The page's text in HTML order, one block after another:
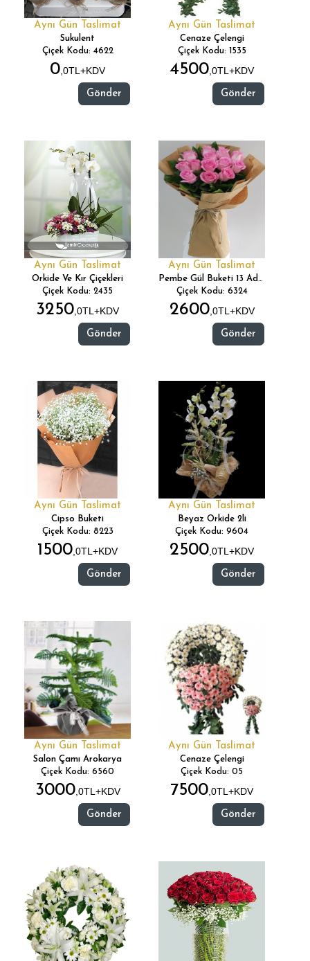
Aynı Gün Taslimat
Sukulent
Çiçek Kodu: 4622
0,0TL+KDV
Gönder
Aynı Gün Taslimat
Cenaze Çelengi
Çiçek Kodu: 1535
4500,0TL+KDV
Gönder
Aynı Gün Taslimat
Orkide Ve Kır Çiçekleri
Çiçek Kodu: 2435
3250,0TL+KDV
Gönder
Aynı Gün Taslimat
Pembe Gül Buketi 13 Adet
Çiçek Kodu: 6324
2600,0TL+KDV
Gönder
Aynı Gün Taslimat
Cipso Buketi
Çiçek Kodu: 8223
1500,0TL+KDV
Gönder
Aynı Gün Taslimat
Beyaz Orkide 2li
Çiçek Kodu: 9604
2500,0TL+KDV
Gönder
Aynı Gün Taslimat
Salon Çamı Arokarya
Çiçek Kodu: 6560
3000,0TL+KDV
Gönder
Aynı Gün Taslimat
Cenaze Çelengi
Çiçek Kodu: 05
7500,0TL+KDV
Gönder